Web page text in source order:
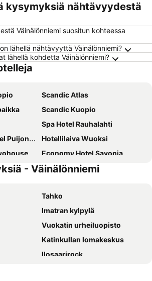
kysymyksiä nähtävyydestä
Väinälönniemi suositun kohteessa
lähellä nähtävyyttä Väinälönniemi?
lähellä kohdetta Väinälönniemi?
Scandic Atlas
Scandic Kuopio
Spa Hotel Rauhalahti
Hotellilaiva Wuoksi
Economy Hotel Savonia
Bella Lake Resort
- Väinälönniemi
Tahko
Imatran kylpylä
Vuokatin urheiluopisto
Katinkullan lomakeskus
Ilosaarirock